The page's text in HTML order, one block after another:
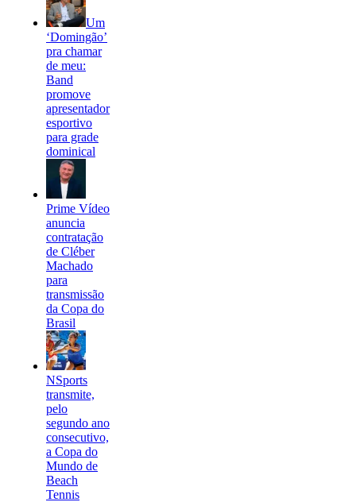
Um
‘Domingão’
pra chamar
de meu:
Band
promove
apresentador
esportivo
para grade
dominical
Prime Vídeo
anuncia
contratação
de Cléber
Machado
para
transmissão
da Copa do
Brasil
NSports
transmite,
pelo
segundo ano
consecutivo,
a Copa do
Mundo de
Beach
Tennis